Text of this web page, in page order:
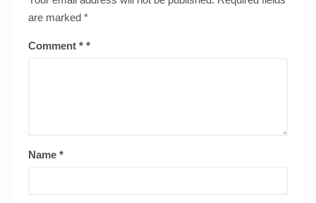
are marked *
Comment *
Name *